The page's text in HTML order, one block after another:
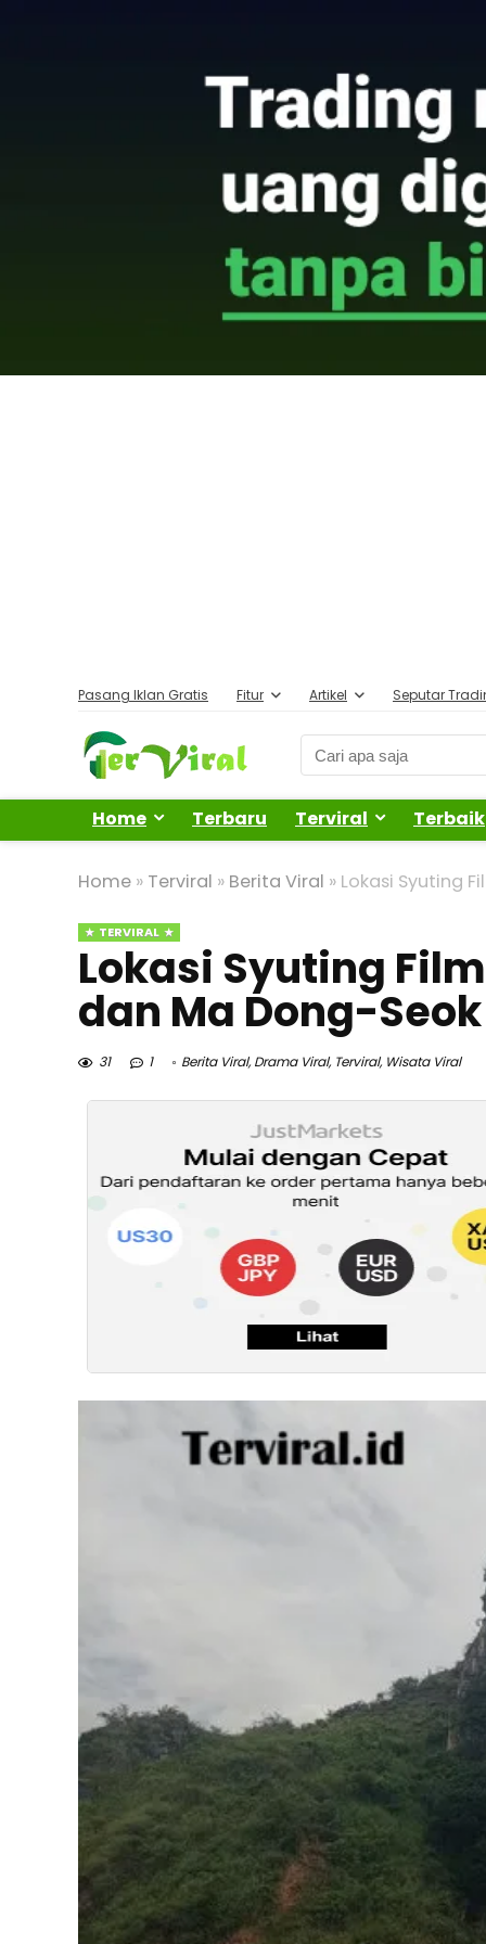
Pasang Iklan Gratis Fitur Artikel Seputar
Home Terbaru Terviral Terbaik
Home » Terviral » Berita Viral » Lokasi Syuting
TERVIRAL
Lokasi Syuting
dan Ma Dong-
31 1 Berita Viral,Drama Viral, Terviral, Wisata Viral